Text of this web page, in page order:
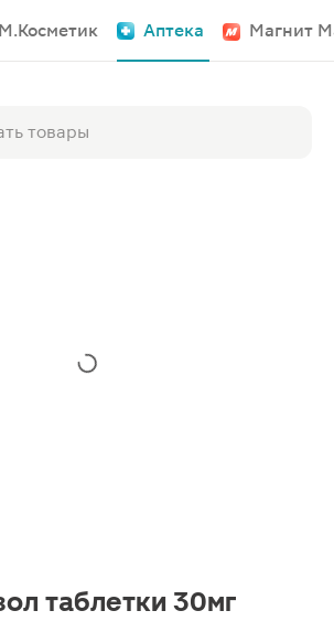
М.Косметик Аптека Магнит
таблетки 30мг